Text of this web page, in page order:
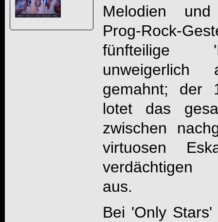
Melodien
Prog-Rock-
fünfteilige
gemahnt; der
lotet das
zwischen
virtuosen
verdächtigen
aus.
Bei 'Only